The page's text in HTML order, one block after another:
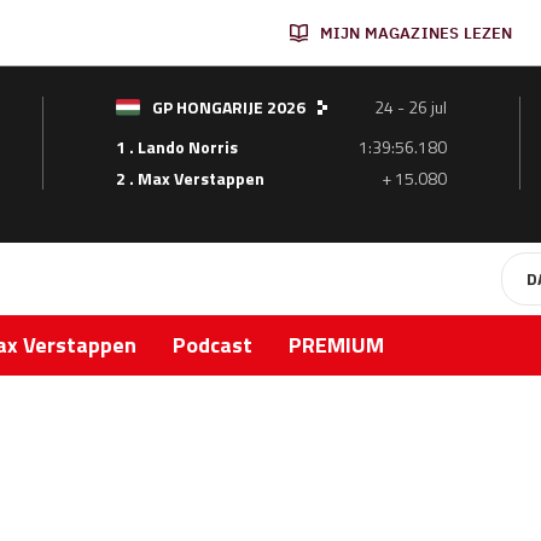
MIJN MAGAZINES LEZEN
GP HONGARIJE 2026
24 - 26 jul
1 . Lando Norris
1:39:56.180
2 . Max Verstappen
+ 15.080
Verstappen Podcast PREMIUM